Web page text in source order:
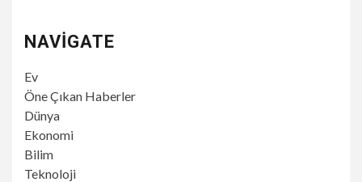
NAVIGATE
Ev
Öne Çıkan Haberler
Dünya
Ekonomi
Bilim
Teknoloji